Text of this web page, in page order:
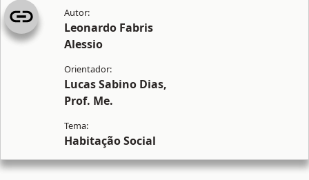
Leonardo Fabris
Alessio
Lucas Sabino Dias,
Prof. Me.
Habitação Social